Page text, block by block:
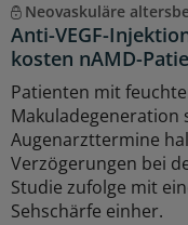
Neovaskuläre
Anti-VEGF-
kosten nAMD-
Patienten mit
Makuladegeneration
Augenarzttermine
Verzögerungen bei
Studie zufolge mit
Sehschärfe einher.